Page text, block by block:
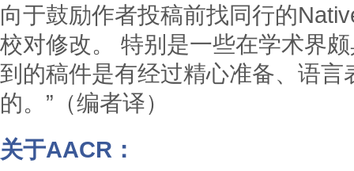
向于鼓励作者投稿前找同行的
校对修改。 特别是一些在学术界
到的稿件是有经过精心准备、语
的。”（编者译）
关于AACR：